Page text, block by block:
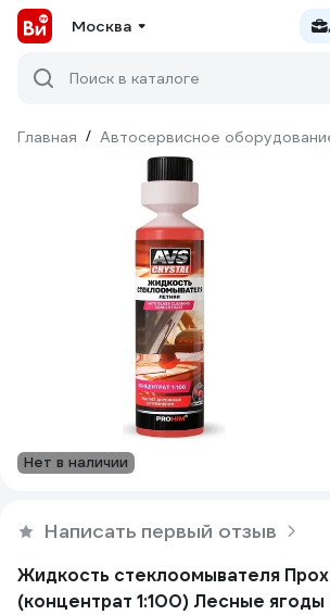
Москва
Поиск в каталоге
Главная / Автосервисное
Нет в наличии
Написать первый отзыв
Жидкость стеклоомывателя
(концентрат 1:100) Лесные ягоды